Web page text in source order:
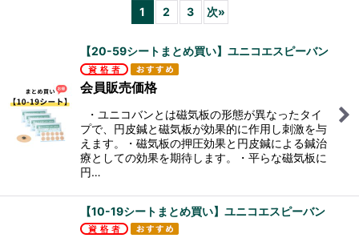
絞り込む
1 2 3 次»
【20-59シートまとめ買い】ユニコエスピーバン
会員販売価格
・ユニコバンとは磁気板の形態が異なったタイ
プで、円皮鍼と磁気板が効果的に作用し刺激を与
えます。・磁気板の押圧効果と円皮鍼による鍼治
療としての効果を期待します。・平らな磁気板に
円…
【10-19シートまとめ買い】ユニコエスピーバン